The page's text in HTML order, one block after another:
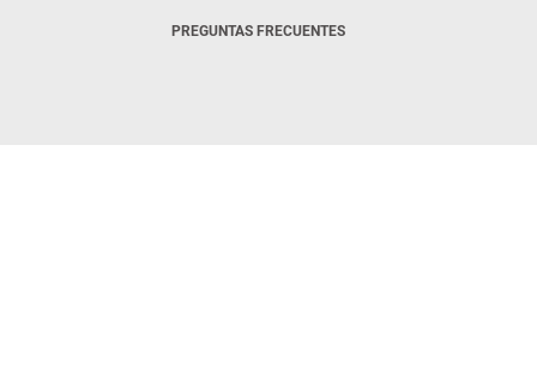
PREGUNTAS FRECUENTES